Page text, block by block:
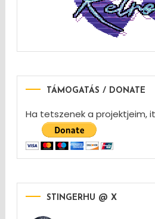
TÁMOGATÁS / DONATE
Ha tetszenek a projektjeim,
STINGERHU @ X